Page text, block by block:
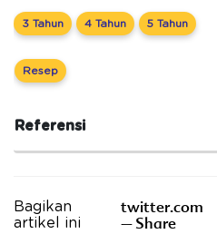
3 Tahun 4 Tahun 5 Tahun
Resep
Referensi
Bagikan
artikel ini
twitter.com
– Share